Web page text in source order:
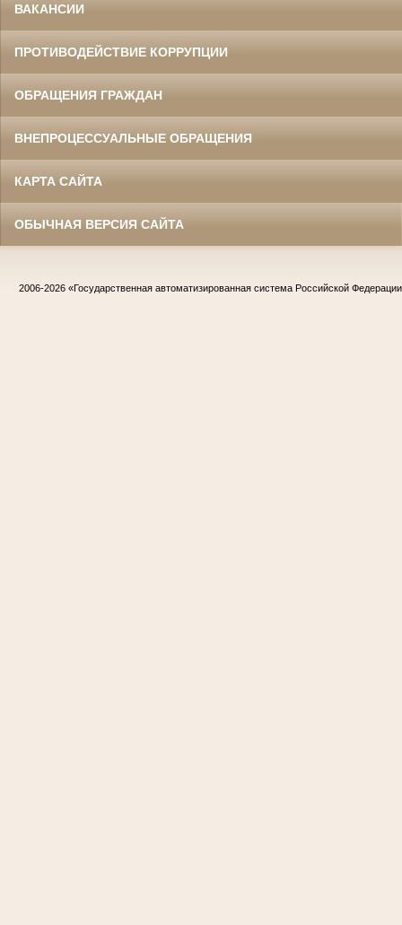
ВАКАНСИИ
ПРОТИВОДЕЙСТВИЕ КОРРУПЦИИ
ОБРАЩЕНИЯ ГРАЖДАН
ВНЕПРОЦЕССУАЛЬНЫЕ ОБРАЩЕНИЯ
КАРТА САЙТА
ОБЫЧНАЯ ВЕРСИЯ САЙТА
2006-2026 «Государственная автоматизированная система Российской